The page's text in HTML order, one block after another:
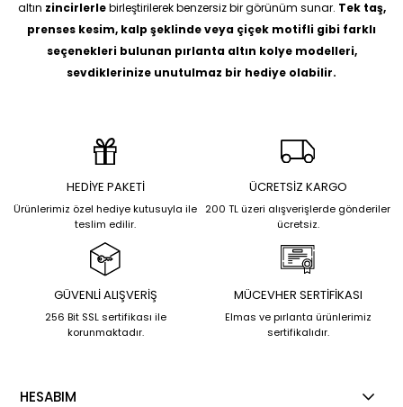
altın zincirlerlebirleştirilerek benzersiz bir görünüm sunar. Tek taş,
prenses kesim, kalp şeklinde veya çiçek motifli gibi farklı
seçenekleri bulunan pırlanta altın kolye modelleri,
sevdiklerinize unutulmaz bir hediye olabilir.
HEDİYE PAKETİ
Ürünlerimiz özel hediye kutusuyla ile
teslim edilir.
ÜCRETSİZ KARGO
200 TL üzeri alışverişlerde gönderiler
ücretsiz.
GÜVENLİ ALIŞVERİŞ
256 Bit SSL sertifikası ile
korunmaktadır.
MÜCEVHER SERTİFİKASI
Elmas ve pırlanta ürünlerimiz
sertifikalıdır.
HESABIM